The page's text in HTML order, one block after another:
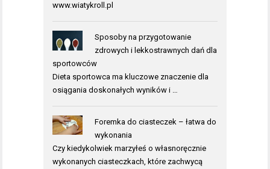
www.wiatykroll.pl
Sposoby na przygotowanie
zdrowych i lekkostrawnych dań dla
sportowców
Dieta sportowca ma kluczowe znaczenie dla
osiągania doskonałych wyników i …
Foremka do ciasteczek – łatwa do
wykonania
Czy kiedykolwiek marzyłeś o własnoręcznie
wykonanych ciasteczkach, które zachwycą